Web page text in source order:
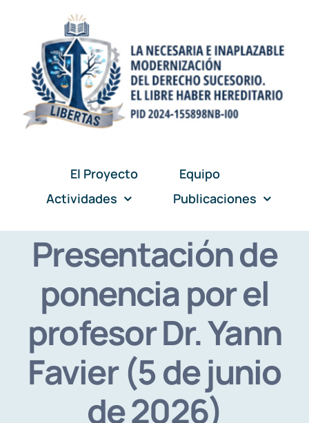
content
El Proyecto
Equipo
Actividades
Publicaciones
Presentación de
ponencia por el
profesor Dr. Yann
Favier (5 de junio
de 2026)